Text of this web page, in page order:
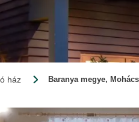
ház Baranya megye,